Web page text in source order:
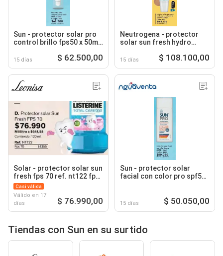
Sun - protector solar pro
control brillo fps50 x 50ml
15 días $ 62.500,00
Neutrogena - protector
solar sun fresh hydro
40ml
15 días $ 108.100,00
Solar - protector solar sun
fresh fps 70 ref. nt122 fps
70 34355
Casi válida
Válido en 17
días
$ 76.990,00
Sun - protector solar
facial con color pro spf50
15 días $ 50.050,00
Tiendas con Sun en su surtido